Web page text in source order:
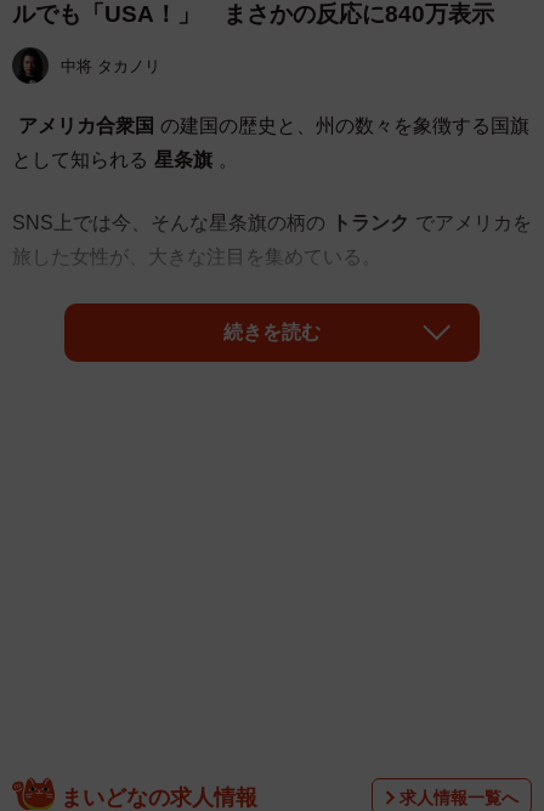
ルでも「USA！」 まさかの反応に840万表示
中将 タカノリ
アメリカ合衆国 の建国の歴史と、州の数々を象徴する国旗
として知られる 星条旗 。
SNS上では今、そんな星条旗の柄の トランク でアメリカを
旅した女性が、大きな注目を集めている。
「母のイカれたトランク、アメリカでバカウケ」
続きを読む
まいどなの求人情報 求人情報一覧へ